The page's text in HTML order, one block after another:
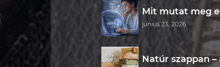
Mit mutat meg
június 23, 2026
Natúr szappan